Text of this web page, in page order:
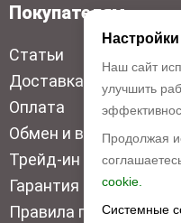
Покупателям
Статьи
Доставка
Оплата
Обмен и возврат
Трейд-ин
Гарантия низкой цены
Правила продажи
Наш сайт
улучшить
Продолжая
cookie.
Системные